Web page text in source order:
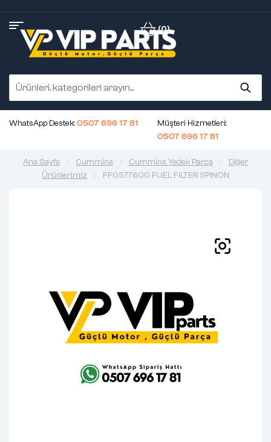
(0)
WhatsApp Destek: 0507 696 17 81
Müşteri Hizmetleri:
0507 696 17 81
Ana Sayfa Cummins Cummins Yedek Parça
Diğer
Ürünlerimiz
FF0577600 FUEL FILTER SPINON